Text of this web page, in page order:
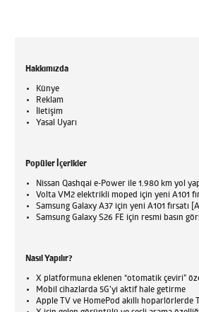
Hakkımızda
Künye
Reklam
İletişim
Yasal Uyarı
Popüler İçerikler
Nissan Qashqai e-Power ile 1.980 km yol
Volta VM2 elektrikli moped için yeni A101
Samsung Galaxy A37 için yeni A101 fırsatı
Samsung Galaxy S26 FE için resmi basın
Nasıl Yapılır?
X platformuna eklenen “otomatik çeviri”
Mobil cihazlarda 5G’yi aktif hale getirme
Apple TV ve HomePod akıllı hoparlörlerde